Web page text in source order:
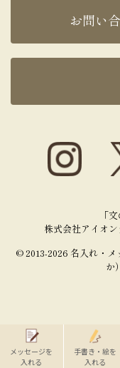
お問い
「
株式会社アイオ
© 2013-2026 名入れ・
か
TOP
メッセージを
入れる
手書き・絵を
入れる